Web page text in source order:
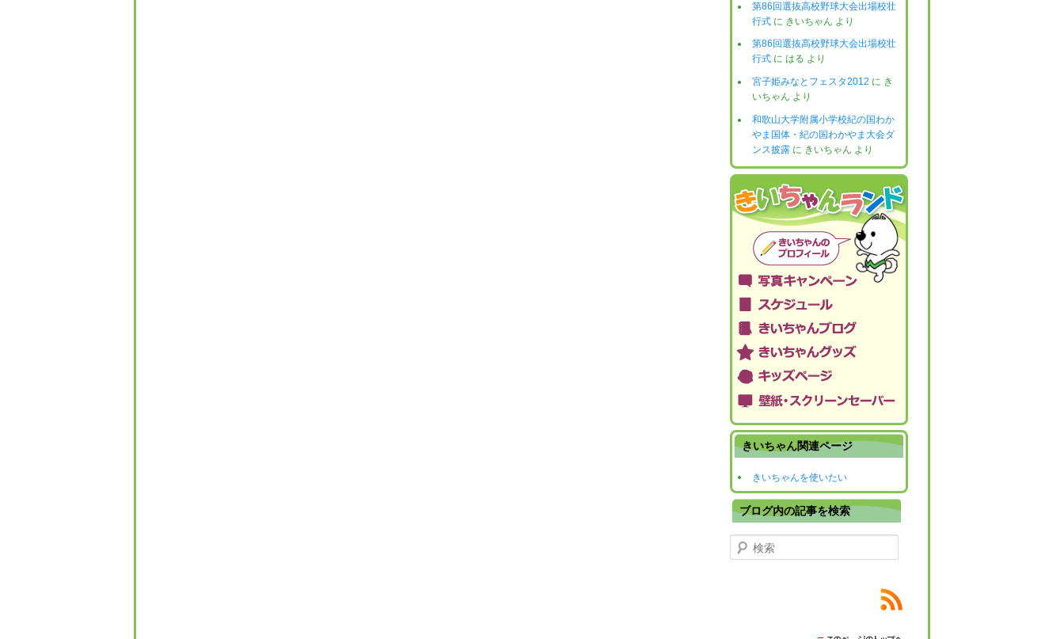
第86回選抜高校野球大会出場校壮
行式に きいちゃん より
第86回選抜高校野球大会出場校壮
行式に はる より
宮子姫みなとフェスタ2012 に き
いちゃん より
和歌山大学附属小学校紀の国わか
やま国体・紀の国わかやま大会ダ
ンス披露に きいちゃん より
きいちゃん関連ページ
きいちゃんを使いたい
ブログ内の記事を検索
検索